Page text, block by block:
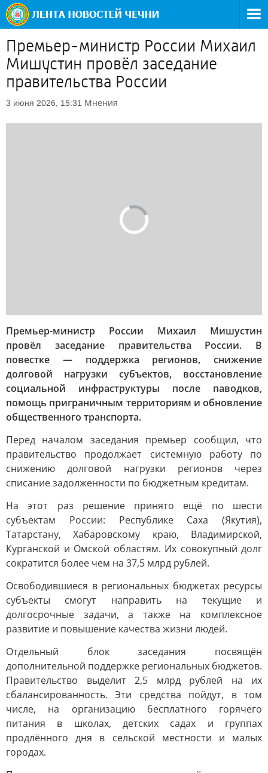
Премьер-министр России Михаил
Мишустин провёл заседание
правительства России
3 июня 2026, 15:31 Мнения
Премьер-министр России Михаил Мишустин
провёл заседание правительства России. В
повестке — поддержка регионов, снижение
долговой нагрузки субъектов, восстановление
социальной инфраструктуры после паводков,
помощь приграничным территориям и обновление
общественного транспорта.
Перед началом заседания премьер сообщил, что
правительство продолжает системную работу по
снижению долговой нагрузки регионов через
списание задолженности по бюджетным кредитам.
На этот раз решение принято ещё по шести
субъектам России: Республике Саха (Якутия),
Татарстану, Хабаровскому краю, Владимирской,
Курганской и Омской областям. Их совокупный долг
сократится более чем на 37,5 млрд рублей.
Освободившиеся в региональных бюджетах ресурсы
субъекты смогут направить на текущие и
долгосрочные задачи, а также на комплексное
развитие и повышение качества жизни людей.
Отдельный блок заседания посвящён
дополнительной поддержке региональных бюджетов.
Правительство выделит 2,5 млрд рублей на их
сбалансированность. Эти средства пойдут, в том
числе, на организацию бесплатного горячего
питания в школах, детских садах и группах
продлённого дня в сельской местности и малых
городах.